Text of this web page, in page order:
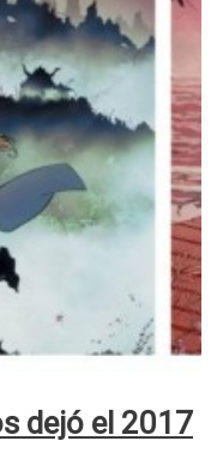
dejó el 2017